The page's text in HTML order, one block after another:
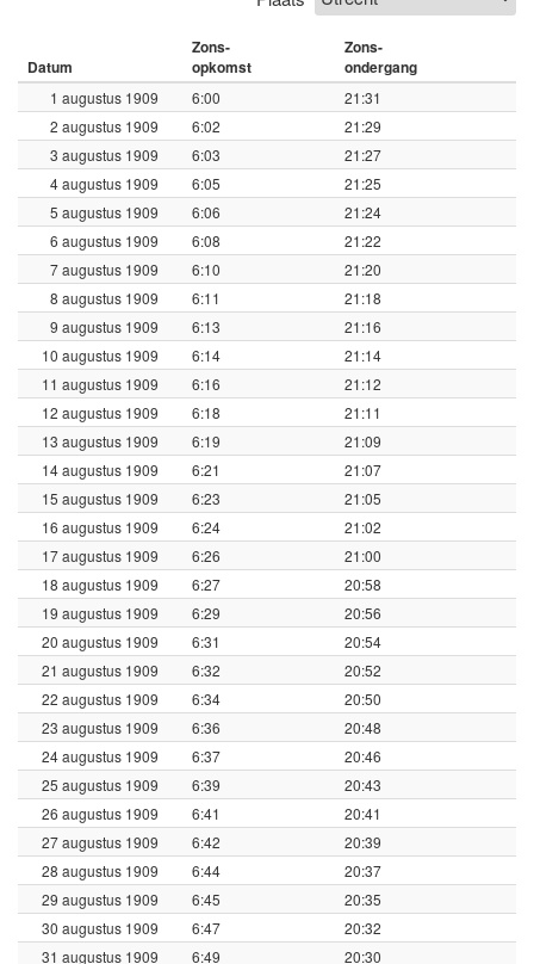
Datum
Zons-
opkomst
Zons-
ondergang
1 augustus 1909 6:00
21:31
2 augustus 1909
6:02
21:29
3 augustus 1909
6:03
21:27
4 augustus 1909
6:05
21:25
5 augustus 1909
6:06
21:24
6 augustus 1909
6:08
21:22
7 augustus 1909
6:10
21:20
8 augustus 1909
6:11
21:18
9 augustus 1909
6:13
21:16
10 augustus 1909
6:14
21:14
11 augustus 1909
6:16
21:12
12 augustus 1909
6:18
21:11
13 augustus 1909
6:19
21:09
14 augustus 1909
6:21
21:07
15 augustus 1909
6:23
21:05
16 augustus 1909
6:24
21:02
17 augustus 1909
6:26
21:00
18 augustus 1909
6:27
20:58
19 augustus 1909
6:29
20:56
20 augustus 1909
6:31
20:54
21 augustus 1909
6:32
20:52
22 augustus 1909
6:34
20:50
23 augustus 1909
6:36
20:48
24 augustus 1909
6:37
20:46
25 augustus 1909
6:39
20:43
26 augustus 1909
6:41
20:41
27 augustus 1909
6:42
20:39
28 augustus 1909
6:44
20:37
29 augustus 1909
6:45
20:35
30 augustus 1909
6:47
20:32
31 augustus 1909
6:49 20:30